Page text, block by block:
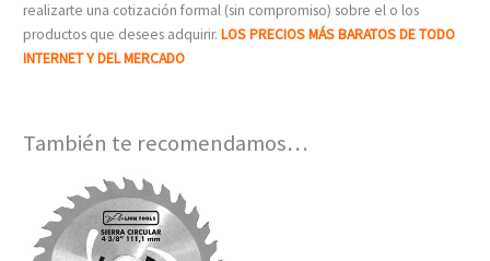
realizarte una cotización formal (sin compromiso) sobre el o los
productos que desees adquirir.LOS PRECIOS MÁS BARATOS DE TODO
INTERNET Y DEL MERCADO
También te recomendamos…